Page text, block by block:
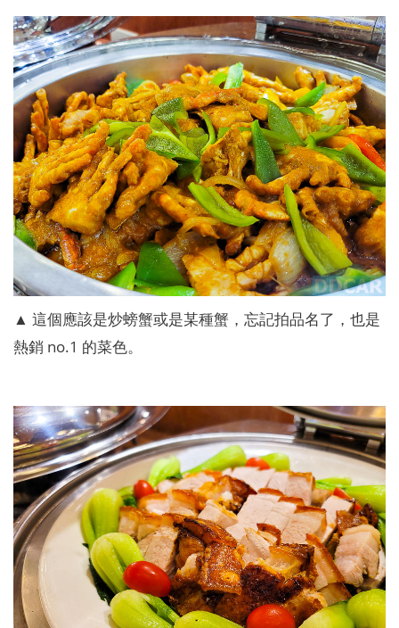
▲ 這個應該是炒螃蟹或是某種蟹，忘記拍品名了，也是
熱銷 no.1 的菜色。